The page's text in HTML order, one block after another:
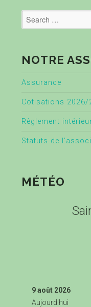
NOTRE
Assurance
Cotisations 2026/
Règlement
Statuts de
MÉTÉO
9 août 2026
Aujourd'hui